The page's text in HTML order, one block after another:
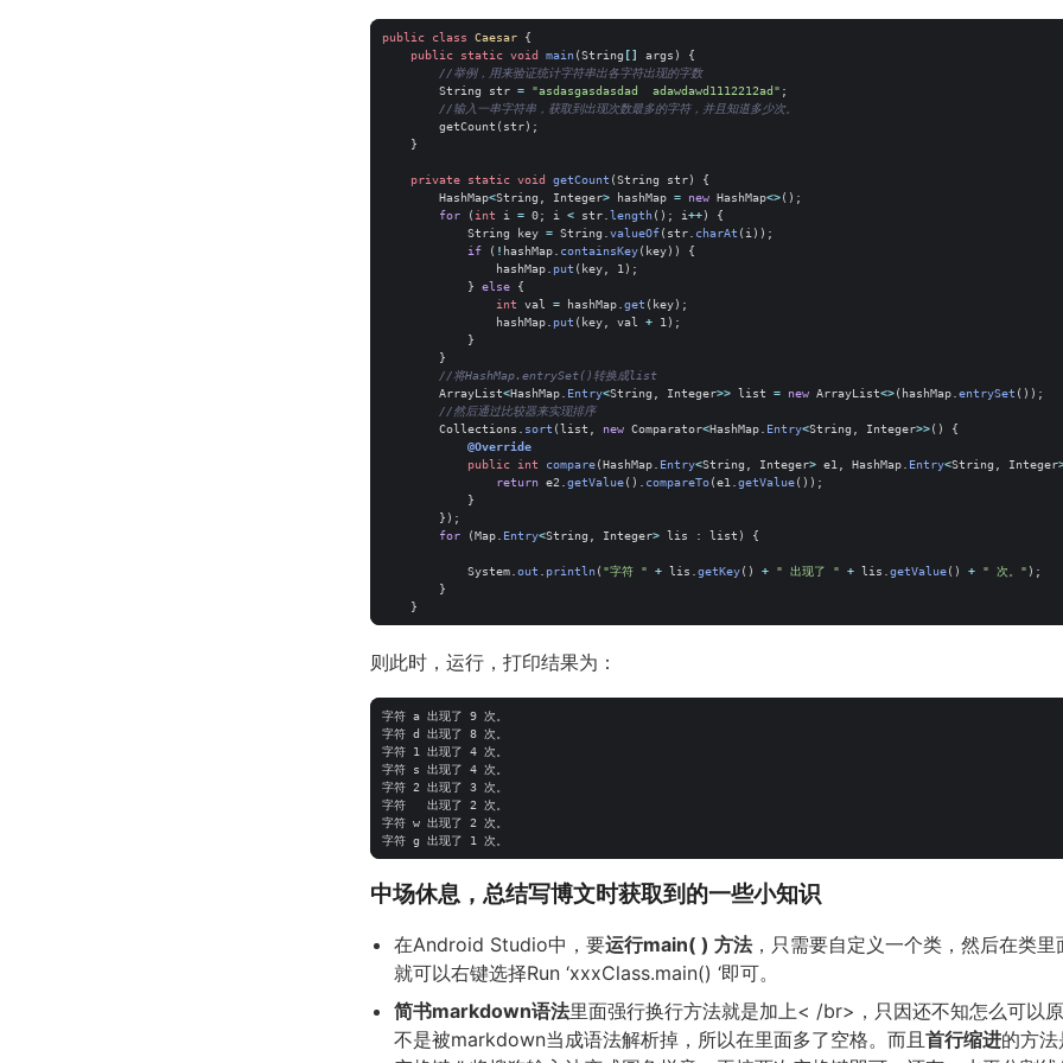
public class Caesar
{
public
static void main(String [] args )
{
//举例，用来验证统计字符串出各字符出现的字数
String
str = "asdasgasdasdad  adawdawd1112212ad" ;
//输入一串字符串，获取到出现次数最多的字符，并且知道多少次。
getCount ( str);
}
private static void getCount (String str)
{
HashMap<String Integer> hashMap = new HashMap<>();
for
( int i = 0; i < str length(); i++)
{
String
key = String valueOf( str charAt ( i ));
if
( ! hashMap containsKey( key))
{
hashMap
put ( key 1 );
}
else
{
int
val = hashMap get ( key);
hashMap
put ( key val + 1 );
}
}
//将HashMap.entrySet()转换成list
ArrayList<HashMap Entry<String Integer>> list = new ArrayList<>( hashMap entrySet ());
//然后通过比较器来实现排序
Collections
sort (list new Comparator<HashMap Entry<String Integer>>()
{
@Override
public
int compare(HashMap Entry<String Integer> e1 HashMap Entry<String Integer
return e2 getValue(). compareTo(e1 getValue());
}
});
for
(Map Entry<String Integer> lis : list ) {
System out println( "字符 " + lis getKey() + " 出现了 " + lis getValue() + " 次。" );
}
}
则此时，运行，打印结果为：
中场休息，总结写博文时获取到的一些小知识
在Android Studio中，要运行main( ) 方法，只需要自定义一个类，然后在类里
就可以右键选择Run ‘xxxClass.main() ‘即可。
简书markdown语法里面强行换行方法就是加上< /br>，只因还不知怎么可以
不是被markdown当成语法解析掉，所以在里面多了空格。而且 首行缩进的方